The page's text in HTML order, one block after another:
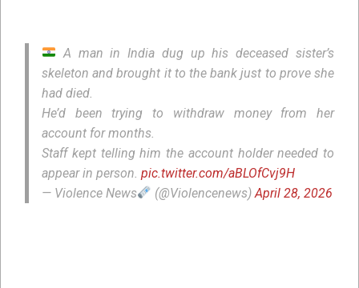
A man in India dug up his deceased sister’s
skeleton and brought it to the bank just to prove she
had died.
He’d been trying to withdraw money from her
account for months.
Staff kept telling him the account holder needed to
appear in person. pic.twitter.com/aBLOfCvj9H
— Violence News
(@Violencenews)April 28, 2026